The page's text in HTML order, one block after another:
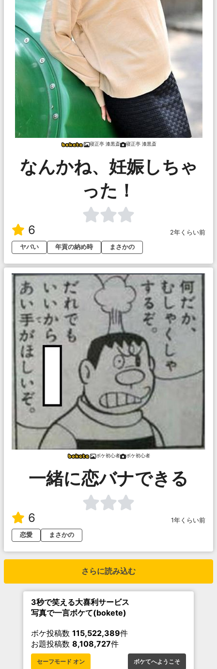
寝正亭 漆黒斎 寝正亭 漆黒斎
なんかね、妊娠しちゃ
った！
6
2年くらい前
ヤバい
年貢の納め時 まさかの
ボケ初心者 ボケ初心者
一緒に恋バナできる
6
1年くらい前
恋愛
まさかの
さらに読み込む
3秒で笑える大喜利サービス
写真で一言ボケて(bokete)
ボケ投稿数 115,522,389件
お題投稿数 8,108,727件
セーフモード オン ボケてへようこそ